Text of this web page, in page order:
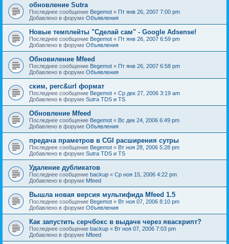
обновление Sutra
Последнее сообщение Begemot « Пт янв 26, 2007 7:00 pm
Добавлено в форуме Объявления
Новые темплейты "Cделай сам" - Google Adsense!
Последнее сообщение Begemot « Пт янв 26, 2007 6:59 pm
Добавлено в форуме Объявления
Обновиление Mfeed
Последнее сообщение Begemot « Пт янв 26, 2007 6:58 pm
Добавлено в форуме Объявления
ским, perc&url формат
Последнее сообщение Begemot « Ср дек 27, 2006 3:19 am
Добавлено в форуме Sutra TDS и TS
Обновление Mfeed
Последнее сообщение Begemot « Вс дек 24, 2006 6:49 pm
Добавлено в форуме Объявления
предача праметров в CGI расширения сутры
Последнее сообщение Begemot « Вт ноя 28, 2006 5:28 pm
Добавлено в форуме Sutra TDS и TS
Удаление дубликатов
Последнее сообщение backup « Ср ноя 15, 2006 4:22 pm
Добавлено в форуме Mfeed
Вышла новая версия мультифида Mfeed 1.5
Последнее сообщение Begemot « Вт ноя 07, 2006 8:10 pm
Добавлено в форуме Объявления
Как запустить серчбокс в выдаче через яваскрипт?
Последнее сообщение backup « Вт ноя 07, 2006 7:03 pm
Добавлено в форуме Mfeed